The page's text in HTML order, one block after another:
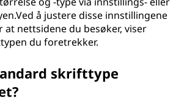
å justere disse innstillingene
at nettsidene du besøker, viser
du foretrekker.
skrifttype